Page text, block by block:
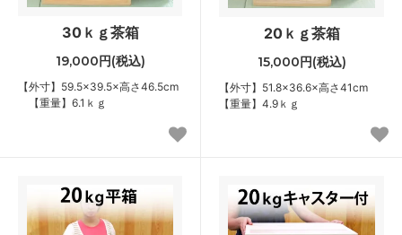
30ｋｇ茶箱
19,000円(税込)
【外寸】59.5×39.5×高さ46.5cm
【重量】6.1ｋｇ
20ｋｇ茶箱
15,000円(税込)
【外寸】51.8×36.6×高さ41cm
【重量】4.9ｋｇ